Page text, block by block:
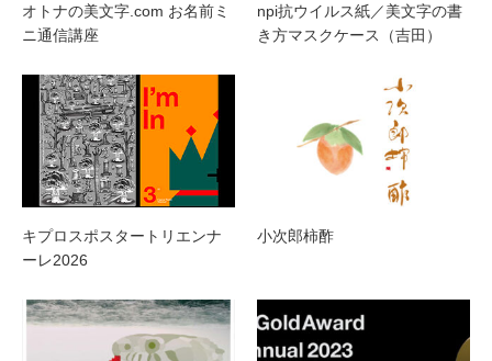
オトナの美文字.com お名前ミ
ニ通信講座
npi抗ウイルス紙／美文字の書
き方マスクケース（吉田）
キプロスポスタートリエンナ
ーレ2026
小次郎柿酢